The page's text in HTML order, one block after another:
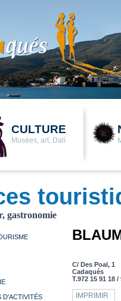
CULTURE
Musées, art, Dalí
gastronomie
D'ACTIVITÉS
C/ Des Poal, 1
Cadaqués
T.972 15 91 18 /
IMPRIMIR